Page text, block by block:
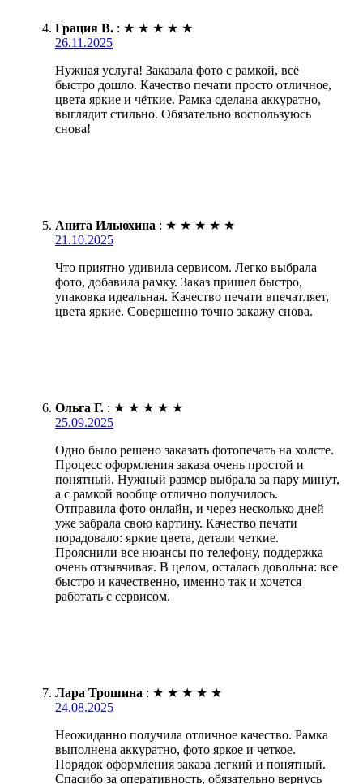
Грация В. : ★ ★ ★ ★ ★
26.11.2025
Нужная услуга! Заказала фото с рамкой, всё
быстро дошло. Качество печати просто отличное,
цвета яркие и чёткие. Рамка сделана аккуратно,
выглядит стильно. Обязательно воспользуюсь
снова!
Анита Ильюхина : ★ ★ ★ ★ ★
21.10.2025
Что приятно удивила сервисом. Легко выбрала
фото, добавила рамку. Заказ пришел быстро,
упаковка идеальная. Качество печати впечатляет,
цвета яркие. Совершенно точно закажу снова.
Ольга Г. : ★ ★ ★ ★ ★
25.09.2025
Одно было решено заказать фотопечать на холсте.
Процесс оформления заказа очень простой и
понятный. Нужный размер выбрала за пару минут,
а с рамкой вообще отлично получилось.
Отправила фото онлайн, и через несколько дней
уже забрала свою картину. Качество печати
порадовало: яркие цвета, детали четкие.
Прояснили все нюансы по телефону, поддержка
очень отзывчивая. В целом, осталась довольна: все
быстро и качественно, именно так и хочется
работать с сервисом.
Лара Трошина : ★ ★ ★ ★ ★
24.08.2025
Неожиданно получила отличное качество. Рамка
выполнена аккуратно, фото яркое и четкое.
Порядок оформления заказа легкий и понятный.
Спасибо за оперативность, обязательно вернусь